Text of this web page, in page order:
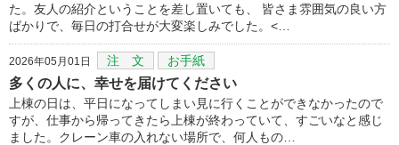
た。友人の紹介ということを差し置いても、 皆さま雰囲気の良い方
ばかりで、毎日の打合せが大変楽しみでした。<…
2026年05月01日 注 文 お手紙
多くの人に、幸せを届けてください
上棟の日は、平日になってしまい見に行くことができなかったので
すが、仕事から帰ってきたら上棟が終わっていて、すごいなと感じ
ました。クレーン車の入れない場所で、何人もの…